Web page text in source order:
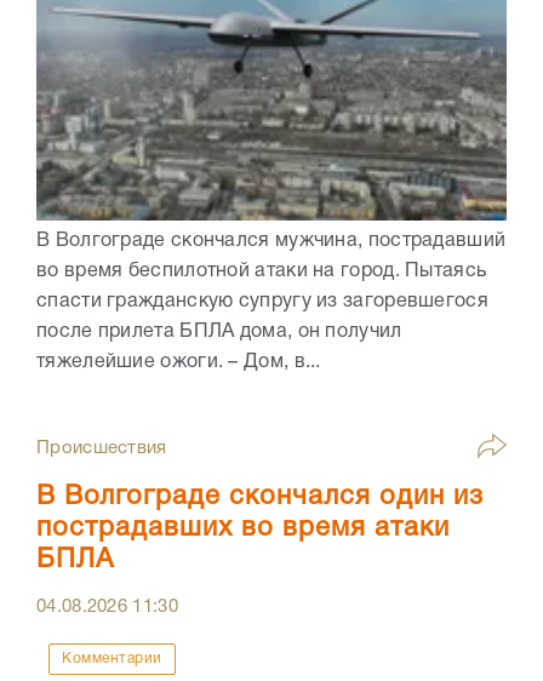
В Волгограде скончался мужчина, пострадавший
во время беспилотной атаки на город. Пытаясь
спасти гражданскую супругу из загоревшегося
после прилета БПЛА дома, он получил
тяжелейшие ожоги. – Дом, в...
Происшествия
В Волгограде скончался один из
пострадавших во время атаки
БПЛА
04.08.2026 11:30
Комментарии